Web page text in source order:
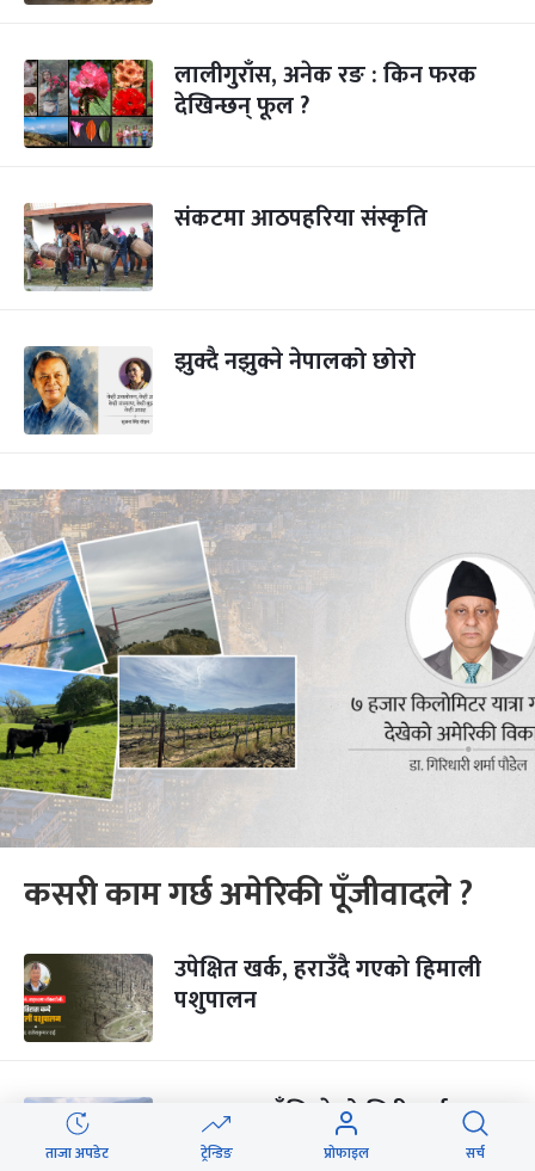
लालीगुराँस, अनेक रङ : किन फरक
देखिन्छन् फूल ?
संकटमा आठपहरिया संस्कृति
झुक्दै नझुक्ने नेपालको छोरो
कसरी काम गर्छ अमेरिकी पूँजीवादले ?
उपेक्षित खर्क, हराउँदै गएको हिमाली
पशुपालन
सम्झनामा बाँचिरहेको जिरी पर्या-
साहित्यिक महोत्सव
ताजा अपडेट ट्रेन्डिङ प्रोफाइल सर्च